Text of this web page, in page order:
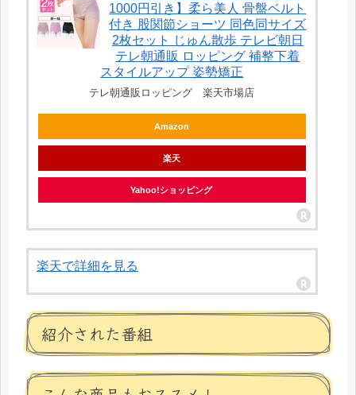
1000円引き】柔ら美人 骨盤ベルト
付き 股関節ショーツ 同色同サイズ
2枚セット じゅん散歩 テレビ朝日
テレ朝通販 ロッピング 補整下着
スタイルアップ 姿勢矯正
テレ朝通販ロッピング 楽天市場店
Amazon
楽天
Yahoo!ショッピング
楽天で詳細を見る
紹介された番組